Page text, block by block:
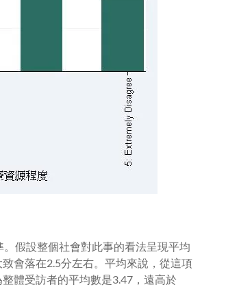
假設整個社會對此事的看法呈現平均
會落在2.5分左右。平均來說，從這項
體受訪者的平均數是3.47，遠高於